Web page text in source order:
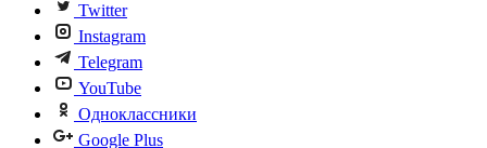
Twitter
Instagram
Telegram
YouTube
Одноклассники
Google Plus